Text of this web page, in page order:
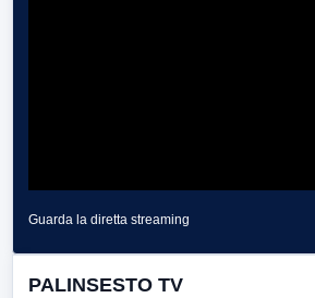
Guarda la diretta streaming
PALINSESTO TV